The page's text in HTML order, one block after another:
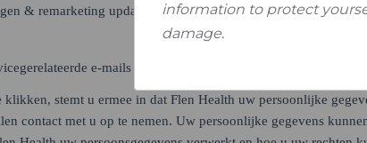
information to protect
damage.